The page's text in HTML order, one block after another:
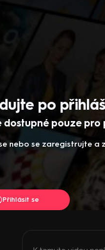
dostupné pouze pro
po
nebo se zaregistrujte a
Přihlásit se